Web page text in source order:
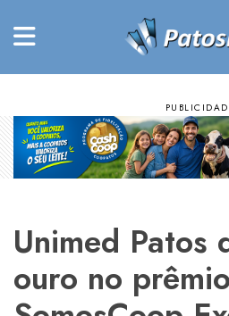
Unimed Patos
ouro no prêmio